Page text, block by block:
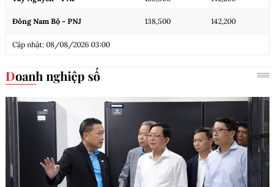
Đông Nam Bộ - PNJ 138,500 142,200
Cập nhật: 08/08/2026 03:00
Doanh nghiệp số